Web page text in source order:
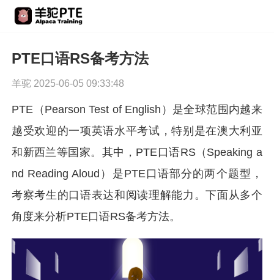
PTE口语RS备考方法
羊驼 2025-06-05 09:33:48
PTE（Pearson Test of English）是全球范围内越来
越受欢迎的一项英语水平考试，特别是在澳大利亚
和新西兰等国家。其中，PTE口语RS（Speaking a
nd Reading Aloud）是PTE口语部分的两个题型，
考察考生的口语表达和阅读理解能力。下面从多个
角度来分析PTE口语RS备考方法。